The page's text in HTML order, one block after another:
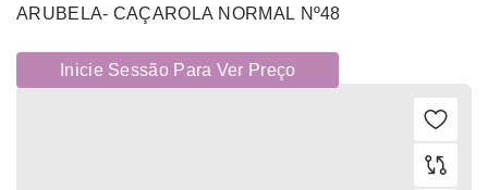
ARUBELA- CAÇAROLA NORMAL Nº48
Inicie Sessão Para Ver Preço